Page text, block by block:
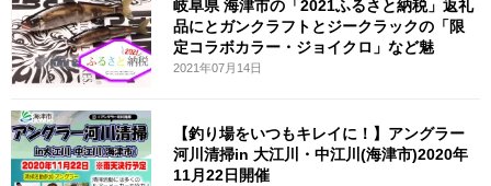
岐阜県 海津市の「2021ふるさと納税」返礼
品にとガンクラフトとジークラックの「限
定コラボカラー・ジョイクロ」など魅
2021年07月14日
【釣り場をいつもキレイに！】アングラー
河川清掃in 大江川・中江川(海津市)2020年
11月22日開催